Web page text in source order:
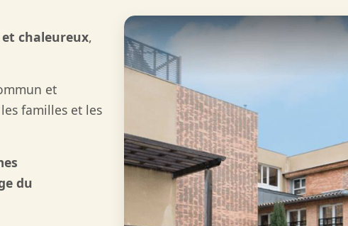
chaleureux,
et
familles et les
du